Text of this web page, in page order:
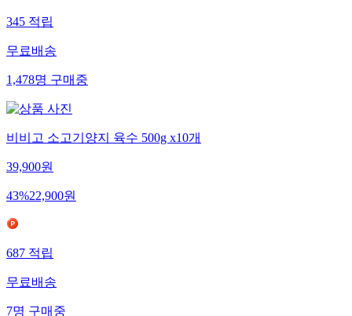
345적립
무료배송
1,478명구매중
비비고 소고기양지 육수 500g x10개
39,900원
43%22,900원
687적립
무료배송
7명 구매중